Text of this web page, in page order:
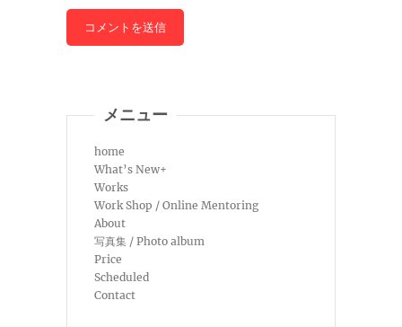
メニュー
home
What’s New+
Works
Work Shop / Online Mentoring
About
写真集 / Photo album
Price
Scheduled
Contact